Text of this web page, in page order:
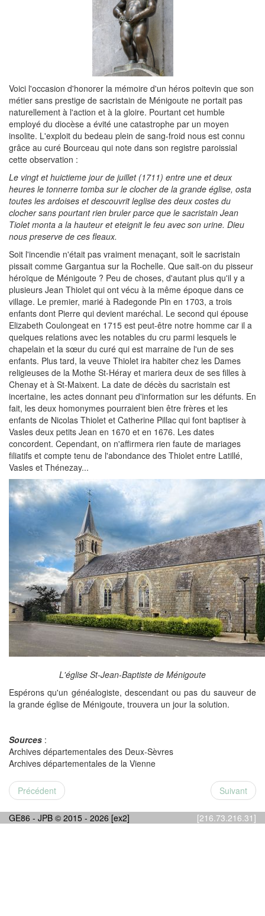
Voici l'occasion d'honorer la mémoire d'un héros poitevin que son
métier sans prestige de sacristain de Ménigoute ne portait pas
naturellement à l'action et à la gloire. Pourtant cet humble
employé du diocèse a évité une catastrophe par un moyen
insolite. L'exploit du bedeau plein de sang-froid nous est connu
grâce au curé Bourceau qui note dans son registre paroissial
cette observation :
Le vingt et huictieme jour de juillet (1711) entre une et deux
heures le tonnerre tomba sur le clocher de la grande église, osta
toutes les ardoises et descouvrit leglise des deux costes du
clocher sans pourtant rien bruler parce que le sacristain Jean
Tiolet monta a la hauteur et eteignit le feu avec son urine. Dieu
nous preserve de ces fleaux.
Soit l'incendie n'était pas vraiment menaçant, soit le sacristain
pissait comme Gargantua sur la Rochelle. Que sait-on du pisseur
héroïque de Ménigoute ? Peu de choses, d'autant plus qu'il y a
plusieurs Jean Thiolet qui ont vécu à la même époque dans ce
village. Le premier, marié à Radegonde Pin en 1703, a trois
enfants dont Pierre qui devient maréchal. Le second qui épouse
Elizabeth Coulongeat en 1715 est peut-être notre homme car il a
quelques relations avec les notables du cru parmi lesquels le
chapelain et la sœur du curé qui est marraine de l'un de ses
enfants. Plus tard, la veuve Thiolet ira habiter chez les Dames
religieuses de la Mothe St-Héray et mariera deux de ses filles à
Chenay et à St-Maixent. La date de décès du sacristain est
incertaine, les actes donnant peu d'information sur les défunts. En
fait, les deux homonymes pourraient bien être frères et les
enfants de Nicolas Thiolet et Catherine Pillac qui font baptiser à
Vasles deux petits Jean en 1670 et en 1676. Les dates
concordent. Cependant, on n'affirmera rien faute de mariages
filiatifs et compte tenu de l'abondance des Thiolet entre Latillé,
Vasles et Thénezay...
L'église St-Jean-Baptiste de Ménigoute
Espérons qu'un généalogiste, descendant ou pas du sauveur de
la grande église de Ménigoute, trouvera un jour la solution.
Sources :
Archives départementales des Deux-Sèvres
Archives départementales de la Vienne
Précédent Suivant
GE86 - JPB © 2015 - 2026 [ex2] [216.73.216.31]